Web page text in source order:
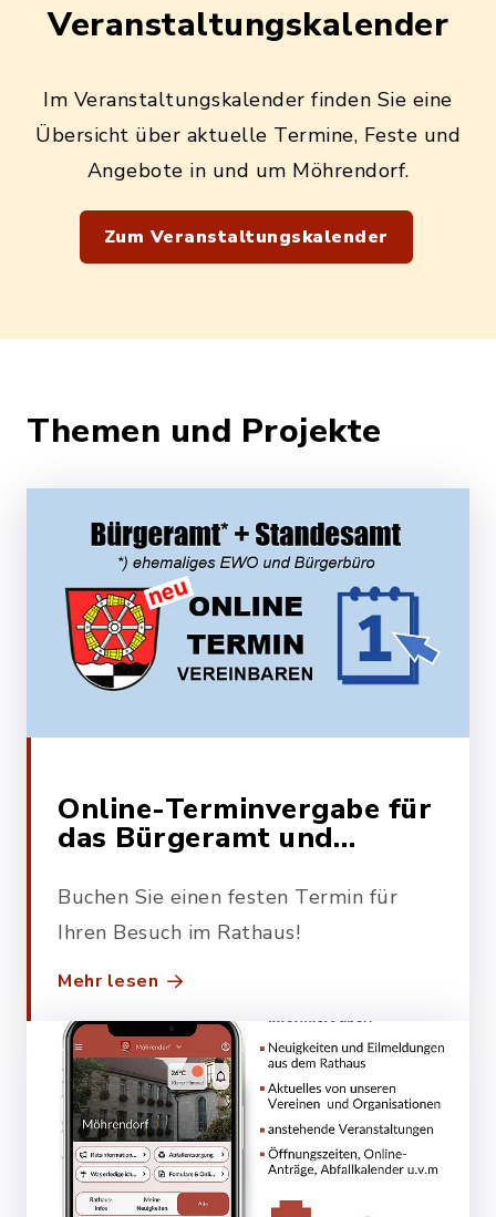
Veranstaltungskalender
Im Veranstaltungskalender finden Sie eine
Übersicht über aktuelle Termine, Feste und
Angebote in und um Möhrendorf.
Zum Veranstaltungskalender
Themen und Projekte
Online-Terminvergabe für
das Bürgeramt und
Standesamt
Buchen Sie einen festen Termin für
Ihren Besuch im Rathaus!
Mehr lesen